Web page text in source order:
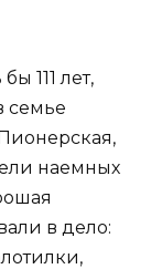
111 лет,
семье
наемных
в дело: